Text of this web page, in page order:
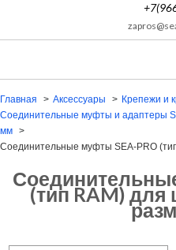
Соединительные муфты SEA-PRO
Соединительные муфты и адаптеры
мм
Крепежи и
Аксессуары
Главная
(тип RAM)